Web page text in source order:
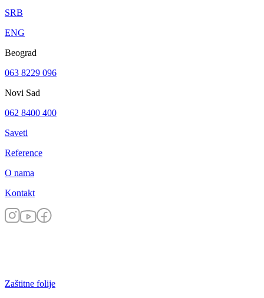
SRB
ENG
Beograd
063 8229 096
Novi Sad
062 8400 400
Saveti
Reference
O nama
Kontakt
Zaštitne folije